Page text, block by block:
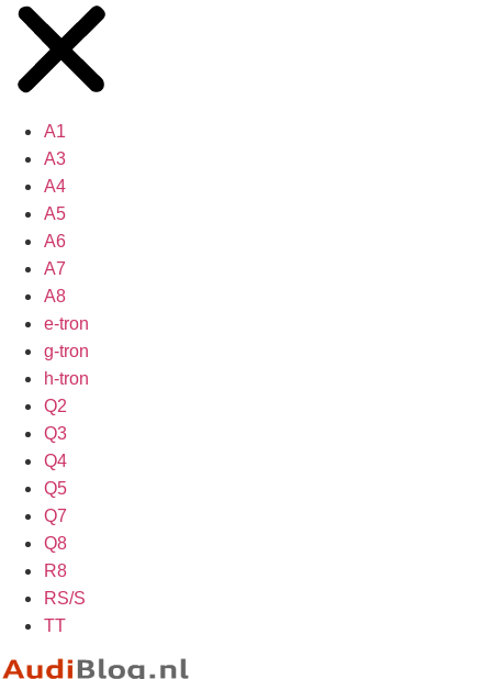
A1
A3
A4
A5
A6
A7
A8
e-tron
g-tron
h-tron
Q2
Q3
Q4
Q5
Q7
Q8
R8
RS/S
TT